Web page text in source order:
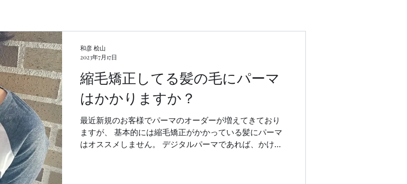
縮毛矯正してる髪の毛にパーマ
はかかりますか？
最近新規のお客様でパーマのオーダーが増えてきており
ますが、 基本的には縮毛矯正がかかっている髪にパーマ
はオススメしません。 デジタルパーマであれば、かける
和彦 桧山
2023年7月17日